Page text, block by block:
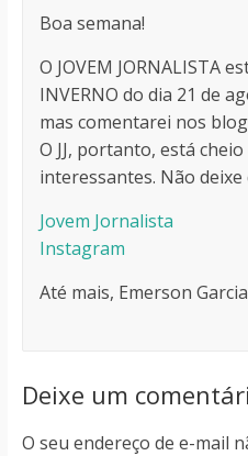
Boa semana!
O JOVEM JORNALISTA
INVERNO do dia 21 de
mas comentarei nos
O JJ, portanto, está
interessantes. Não
Jovem Jornalista
Instagram
Até mais, Emerson Garcia
Deixe um
O seu endereço de e-mail